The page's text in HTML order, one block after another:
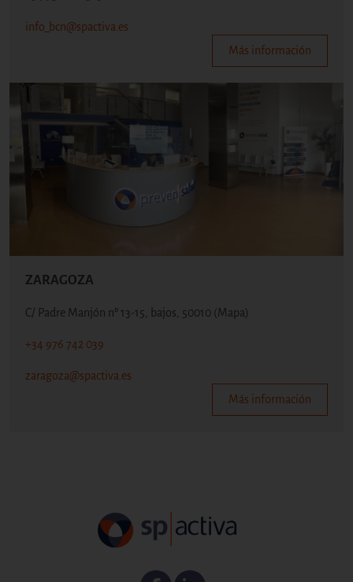
info_bcn@spactiva.es
Más información
ZARAGOZA
C/ Padre Manjón nº 13-15, bajos, 50010 (Mapa)
+34 976 742 039
zaragoza@spactiva.es
Más información